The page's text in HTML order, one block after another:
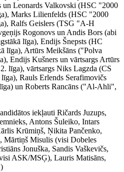
un Leonards Valkovski (HSC "2000
Marks Lilienfelds (HSC "2000
Ralfs Geislers (TSG "A-H
Rogonovs un Andis Bors (abi
līga), Endijs Šnepsts (HC
līga), Artūrs Meikšāns ("Polva
Endijs Kušners un vārtsargs Artūrs
līga), vārtsargs Niks Lagzda (CS
Rauls Erlends Serafimovičs
un Roberts Rancāns ("Al-Ahli",
iekļauti Ričards Juzups,
Antons Šuleiko, Intars
Krūmiņš, Ņikita Pančenko,
Mārtiņš Misulis (visi Dobeles
Jonuška, Sandis Vaškevičs,
ASK/MSĢ), Lauris Matisāns,